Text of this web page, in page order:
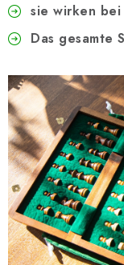
sie wirken bei
Das gesamte